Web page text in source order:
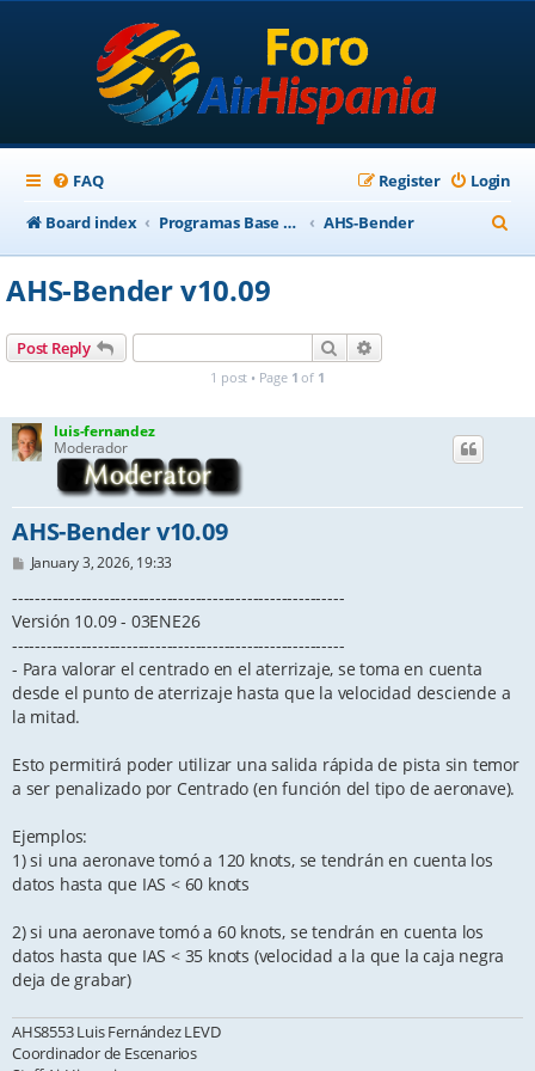
FAQ Login
Register
Board index
Programas Base AirHispania AHS-Bender
e
AHS-Bender v10.09
Post Reply Search
1 post • Page 1 of 1
luis-fernandez
Moderador
AHS-Bender v10.09
P
s
January 3, 2026, 19:33
----------------------------------------------------------
Versión 10.09 - 03ENE26
----------------------------------------------------------
- Para valorar el centrado en el aterrizaje, se toma en cuenta
desde el punto de aterrizaje hasta que la velocidad desciende a
la mitad.
Esto permitirá poder utilizar una salida rápida de pista sin temor
a ser penalizado por Centrado (en función del tipo de aeronave).
Ejemplos:
1) si una aeronave tomó a 120 knots, se tendrán en cuenta los
datos hasta que IAS < 60 knots
2) si una aeronave tomó a 60 knots, se tendrán en cuenta los
datos hasta que IAS < 35 knots (velocidad a la que la caja negra
deja de grabar)
AHS8553 Luis Fernández LEVD
Coordinador de Escenarios